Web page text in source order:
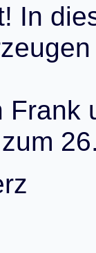
! In die
zeugen
Frank
zum 26